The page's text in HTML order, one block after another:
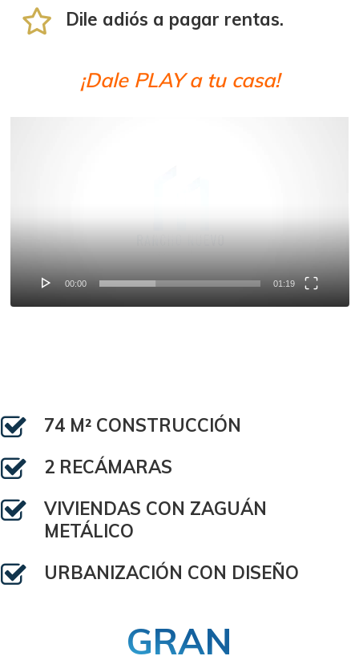
Dile adiós a pagar rentas.
¡Dale PLAY a tu casa!
00:00 01:19
74 M² CONSTRUCCIÓN
2 RECÁMARAS
VIVIENDAS CON ZAGUÁN
METÁLICO
URBANIZACIÓN CON DISEÑO
GRAN